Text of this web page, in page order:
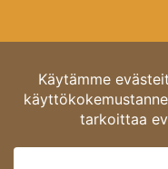
Ota meihin